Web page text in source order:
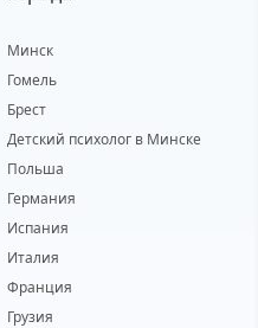
Минск
Гомель
Брест
Детский психолог в Минске
Польша
Германия
Испания
Италия
Франция
Грузия